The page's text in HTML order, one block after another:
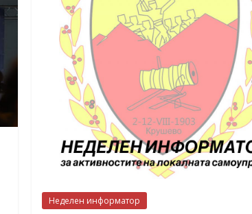
Неделен информатор